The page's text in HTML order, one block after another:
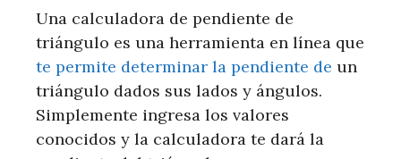
Una calculadora de pendiente de
triángulo es una herramienta en línea que
te permite determinar la pendiente de un
triángulo dados sus lados y ángulos.
Simplemente ingresa los valores
conocidos y la calculadora te dará la